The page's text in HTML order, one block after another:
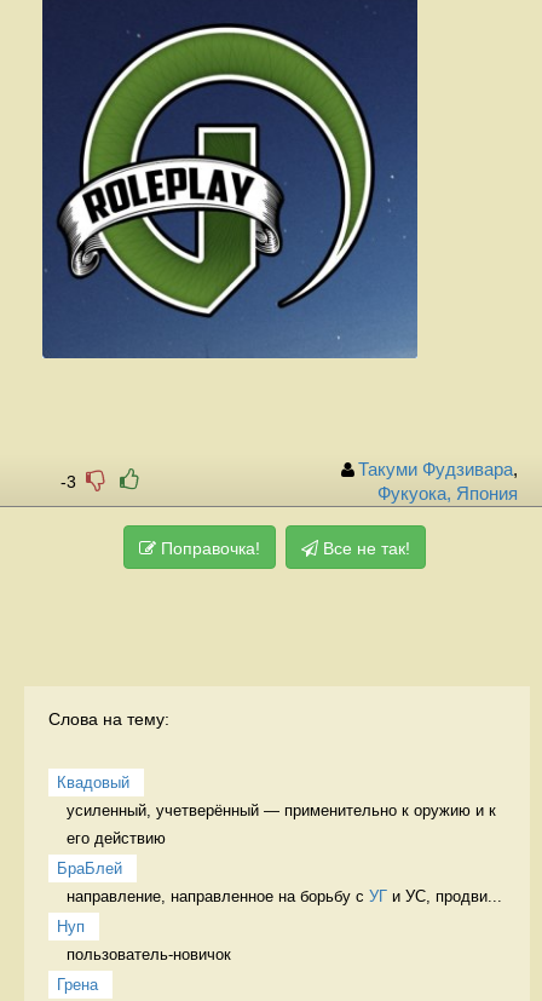
-3
Такуми Фудзивара,
Фукуока, Япония
Поправочка! Все не так!
Слова на тему:
Квадовый
усиленный, учетверённый — применительно к оружию и к
его действию
БраБлей
направление, направленное на борьбу с УГ и УС, продви...
Нуп
пользователь-новичок
Грена